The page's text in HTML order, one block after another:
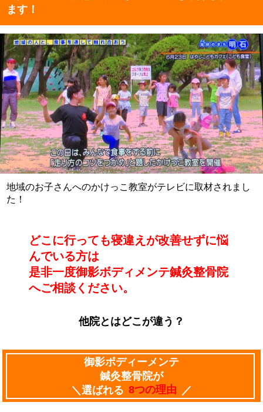
ます！
地域のお子さんへのかけっこ教室がテレビに取材されまし
た！
どこに行っても寝違えが改善せずに悩
んでいる方は
是非一度御影ボディメンテ鍼灸整骨院
へご相談ください。
他院とはどこが違う？
御影ボディーメンテ
鍼灸整骨院が
＼選ばれる 8つの理由 ／